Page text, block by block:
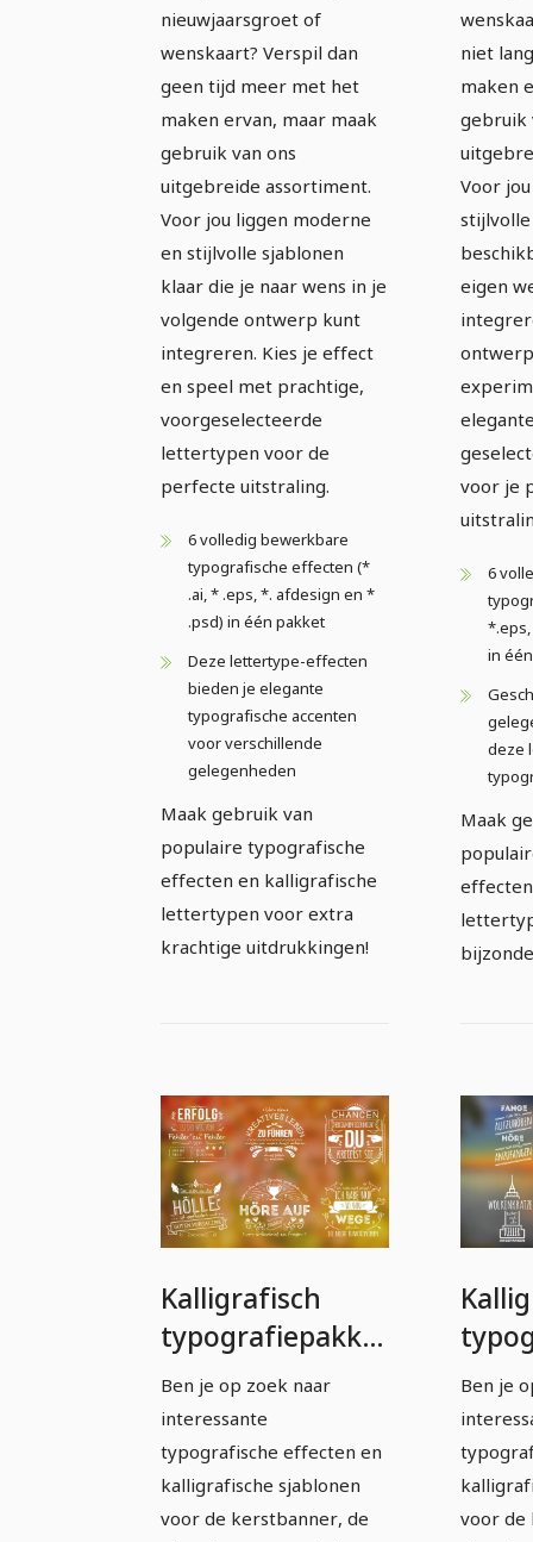
nieuwjaarsgroet of
wenskaart? Verspil dan
geen tijd meer met het
maken ervan, maar maak
gebruik van ons
uitgebreide assortiment.
Voor jou liggen moderne
en stijlvolle sjablonen
klaar die je naar wens in je
volgende ontwerp kunt
integreren. Kies je effect
en speel met prachtige,
voorgeselecteerde
lettertypen voor de
perfecte uitstraling.
6 volledig bewerkbare
typografische effecten (*
.ai, * .eps, *. afdesign en *
.psd) in één pakket
Deze lettertype-effecten
bieden je elegante
typografische accenten
voor verschillende
gelegenheden
Maak gebruik van
populaire typografische
effecten en kalligrafische
lettertypen voor extra
krachtige uitdrukkingen!
niet
maken
gebruik
Voor
eigen
voor je
6
in
deze
Maak
Kalligrafisch
typografiepakket
- volledig
bewerkbare
sjablonen -
Motivatie
Ben je op zoek naar
interessante
typografische effecten en
kalligrafische sjablonen
voor de kerstbanner, de
-
Ben je
voor de